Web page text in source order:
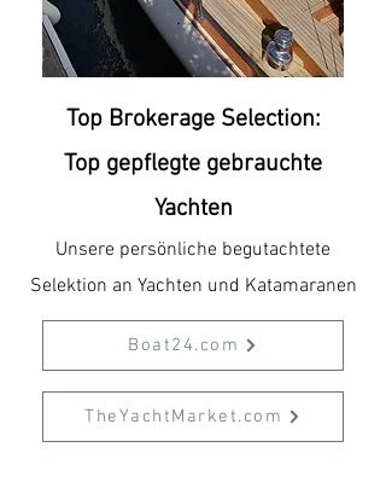
Top Brokerage Selection:
Top gepflegte gebrauchte
Yachten
Unsere persönliche begutachtete
Selektion an Yachten und Katamaranen
Boat24.com
TheYachtMarket.com